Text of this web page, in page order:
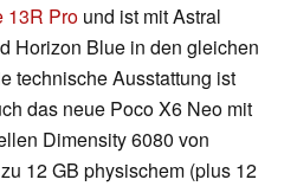
13R Pro und ist mit Astral
Horizon Blue in den gleichen
technische Ausstattung ist
das neue Poco X6 Neo mit
Dimensity 6080 von
12 GB physischem (plus 12